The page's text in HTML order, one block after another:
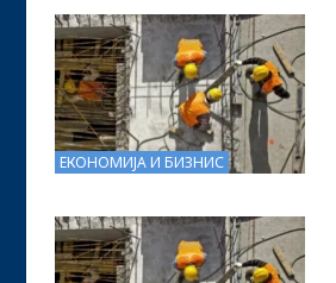
ЕКОНОМИЈА И БИЗНИС